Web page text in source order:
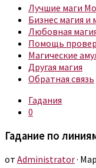
Лучшие маги
Бизнес магия и
Любовная
Помощь
Магические
Другая магия
Обратная связь
Гадания
0
Гадание по
от Administrator·